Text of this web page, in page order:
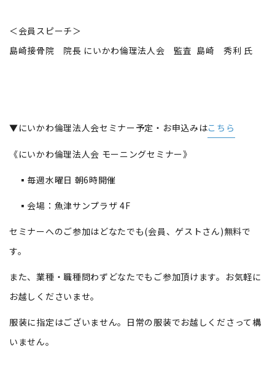
＜会員スピーチ＞
島崎接骨院 院長 にいかわ倫理法人会 監査 島崎 秀利 氏
▼にいかわ倫理法人会セミナー予定・お申込みはこちら
《にいかわ倫理法人会 モーニングセミナー》
▪毎週水曜日 朝6時開催
▪会場：魚津サンプラザ 4F
セミナーへのご参加はどなたでも(会員、ゲストさん)​無料で
す。
また、業種・職種問わずどなたでもご参加頂けます。お気軽に
お越しくださいませ。
服装に指定はございません。日常の服装でお越しくださって構
いません。​​​​​​